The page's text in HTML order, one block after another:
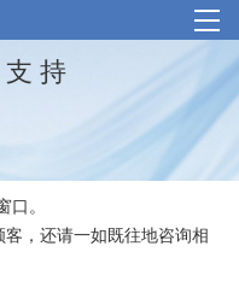
支 持
口。
，还请一如既往地咨询相